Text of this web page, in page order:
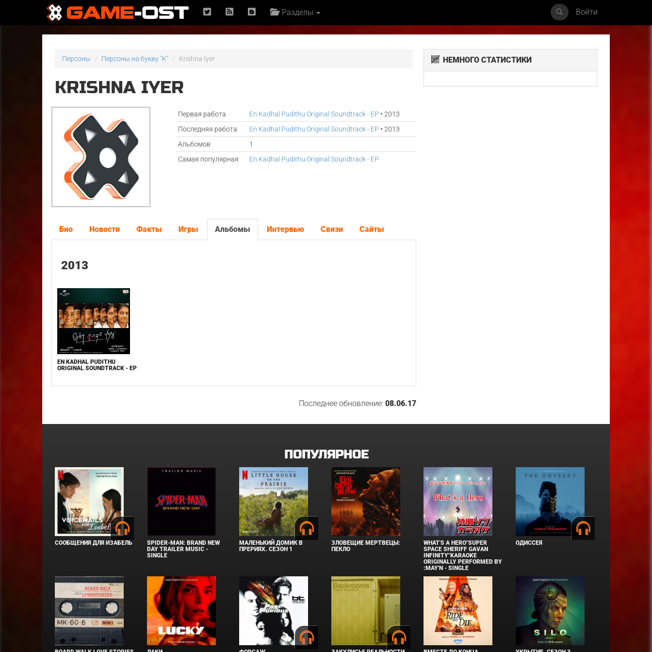
Разделы Войти
Персоны Персоны на букву "K" Krishna Iyer
KRISHNA IYER
Первая работа En Kadhal Pudithu Original Soundtrack - EP • 2013
Последняя работа
En Kadhal Pudithu Original Soundtrack - EP • 2013
Альбомов
1
Самая популярная
En Kadhal Pudithu Original Soundtrack - EP
Био Новости Факты Игры Альбомы Интервью Связи Сайты
2013
EN KADHAL PUDITHU
ORIGINAL SOUNDTRACK - EP
Последнее обновление: 08.06.17
НЕМНОГО СТАТИСТИКИ
ПОПУЛЯРНОЕ
СООБЩЕНИЯ ДЛЯ ИЗАБЕЛЬ
SPIDER-MAN: BRAND NEW
DAY TRAILER MUSIC -
SINGLE
МАЛЕНЬКИЙ ДОМИК В
ПРЕРИЯХ. СЕЗОН 1
ЗЛОВЕЩИЕ МЕРТВЕЦЫ:
ПЕКЛО
WHAT'S A HERO"SUPER
SPACE SHERIFF GAVAN
INFINITY"KARAOKE
ORIGINALLY PERFORMED BY
:MAY'N - SINGLE
ОДИССЕЯ